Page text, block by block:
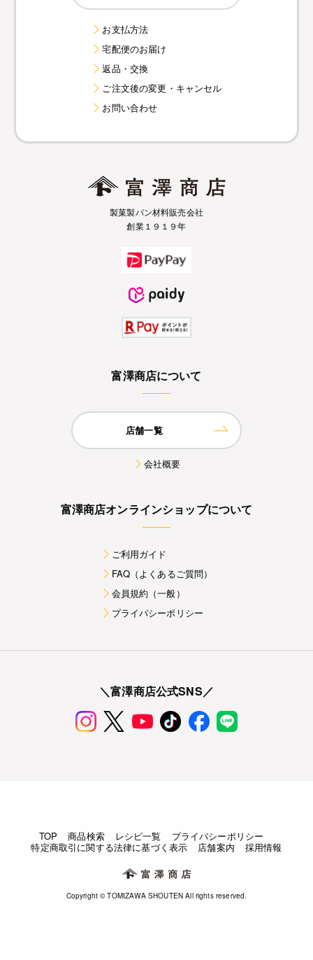
お支払方法
宅配便のお届け
返品・交換
ご注文後の変更・キャンセル
お問い合わせ
製菓製パン材料販売会社
創業１９１９年
富澤商店について
店舗一覧
会社概要
富澤商店オンラインショップについて
ご利用ガイド
FAQ（よくあるご質問）
会員規約（一般）
プライバシーポリシー
＼富澤商店公式SNS／
TOP 商品検索 レシピ一覧
プライバシーポリシー
特定商取引に関する法律に基づく表示
店舗案内 採用情報
Copyright © TOMIZAWA SHOUTEN All rights reserved.